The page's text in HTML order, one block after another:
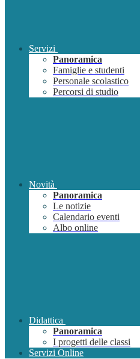
Servizi
Panoramica
Famiglie e studenti
Personale scolastico
Percorsi di studio
Novità
Panoramica
Le notizie
Calendario eventi
Albo online
Didattica
Panoramica
I progetti delle classi
Servizi Online